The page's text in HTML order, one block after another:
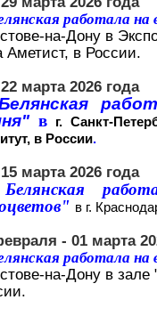
работала
на-Дону в
Аметист, в России.
марта 2026 года
в г. Санкт-
в России.
марта 2026 года
в г.
- 01 марта
работала
на-Дону в зале